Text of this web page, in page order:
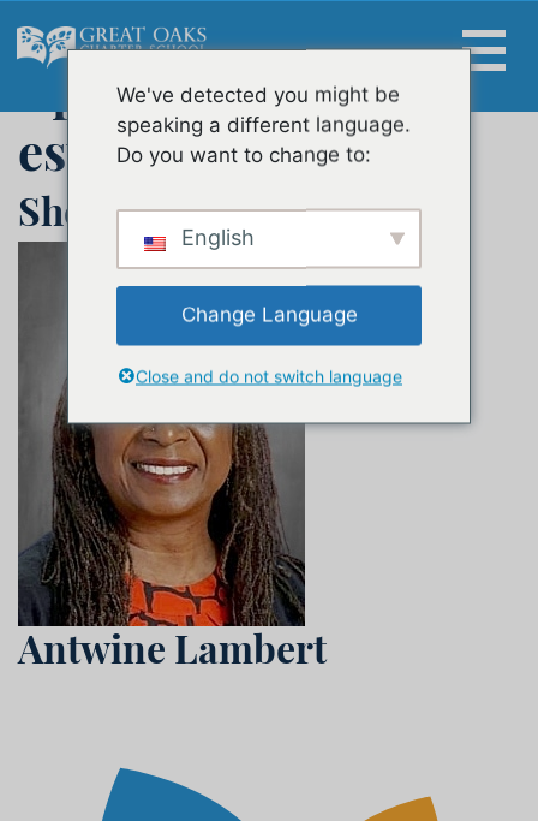
content
Buscar:
Staff Category:
Apoyos para
estudiantes
Sherri Tull-Hubbard
Antwine Lambert
We've detected you might be
speaking a different language.
Do you want to change to:
English
Change Language
Close and do not switch language